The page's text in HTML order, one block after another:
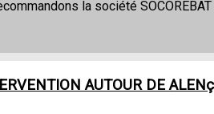
la société
AUTOUR DE